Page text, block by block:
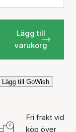
Lägg till
varukorg
Lägg till GoWish
Fri frakt vid
köp över